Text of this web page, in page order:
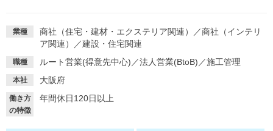
就活ノウハウ・サポート
業種 商社（住宅・建材・エクステリア関連） ／商社（インテリ
ア関連）
／建設・住宅関連
職種 ルート営業(得意先中心) ／法人営業(BtoB) ／施工管理
本社 大阪府
働き方
の特徴
年間休日120日以上